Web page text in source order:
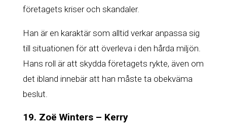
företagets kriser och skandaler.
Han är en karaktär som alltid verkar anpassa sig
till situationen för att överleva i den hårda miljön.
Hans roll är att skydda företagets rykte, även om
det ibland innebär att han måste ta obekväma
beslut.
19. Zoë Winters – Kerry